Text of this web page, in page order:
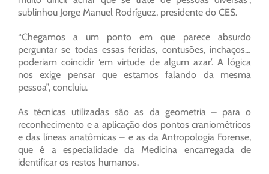
sublinhou Jorge Manuel Rodríguez, presidente do CES.
“Chegamos a um ponto em que parece absurdo
perguntar se todas essas feridas, contusões, inchaços…
poderiam coincidir ‘em virtude de algum azar’. A lógica
nos exige pensar que estamos falando da mesma
pessoa”, concluiu.
As técnicas utilizadas são as da geometria – para o
reconhecimento e a aplicação dos pontos craniométricos
e das líneas anatômicas – e as da Antropologia Forense,
que é a especialidade da Medicina encarregada de
identificar os restos humanos.